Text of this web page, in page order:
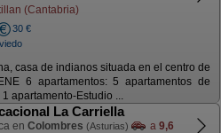
(Cantabria)
30 €
casa de indianos situada en el centro de
6 apartamentos: 5 apartamentos de
apartamento-Estudio ...
La Carriella
en Colombres (Asturias) a 9,6